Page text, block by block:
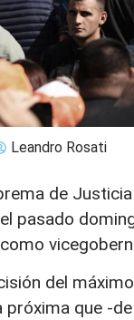
Leandro Rosati
de
pasado
del
próxima que -